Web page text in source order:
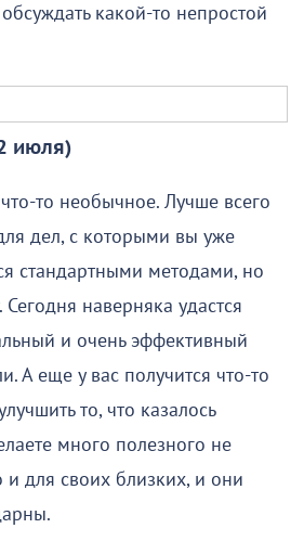
какой-то непростой
июля)
то необычное. Лучше всего
дел, с которыми вы уже
стандартными методами, но
наверняка удастся
и очень эффективный
А еще у вас получится что-то
то, что казалось
много полезного не
и для своих близких, и они